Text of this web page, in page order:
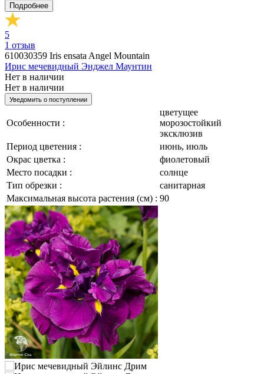
Подробнее
5
1 отзыв
610030359 Iris ensata Angel Mountain
Ирис мечевидный Энджел Маунтин
Нет в наличии
Нет в наличии
Уведомить о поступлении
Особенности :
цветущее
морозостойкий
эксклюзив
Период цветения :
июнь, июль
Окрас цветка :
фиолетовый
Место посадки :
солнце
Тип обрезки :
санитарная
Максимальная высота растения (см) : 90